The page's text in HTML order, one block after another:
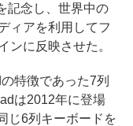
記念し、世界中の
ィアを利用してフ
ンに反映させた。
特徴であった7列
は2012年に登場
じ6列キーボードを